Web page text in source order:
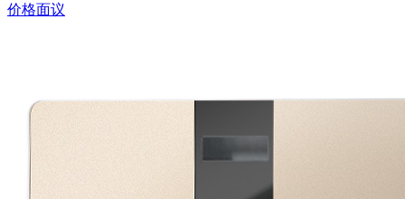
价格面议